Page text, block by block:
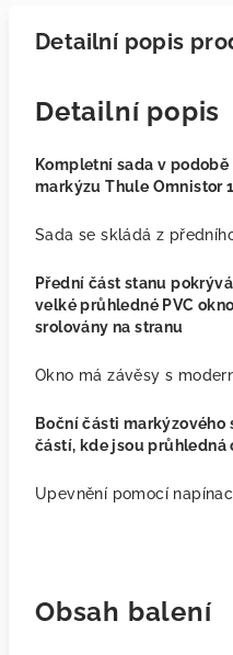
Detailní popis
Detailní popis
Kompletní sada v
markýzu Thule Omnistor
Sada se skládá z
Přední část stanu
velké průhledné PVC
srolovány na stranu
Okno má závěsy s
Boční části markýzového
částí, kde jsou průhledná
Upevnění pomocí
Obsah balení